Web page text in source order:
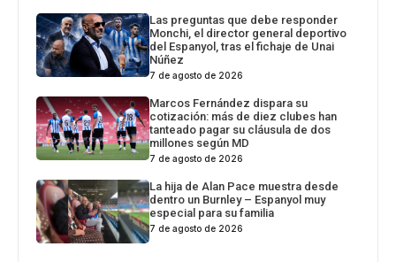
Las preguntas que debe responder
Monchi, el director general deportivo
del Espanyol, tras el fichaje de Unai
Núñez
7 de agosto de 2026
Marcos Fernández dispara su
cotización: más de diez clubes han
tanteado pagar su cláusula de dos
millones según MD
7 de agosto de 2026
La hija de Alan Pace muestra desde
dentro un Burnley – Espanyol muy
especial para su familia
7 de agosto de 2026